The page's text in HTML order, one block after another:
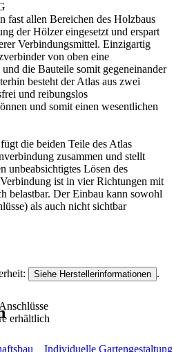
allen Bereichen des Holzbaus
der Hölzer eingesetzt und erspart
Verbindungsmittel. Einzigartig
von oben eine
die Bauteile somit gegeneinander
besteht der Atlas aus zwei
und reibungslos
und somit einen wesentlichen
die beiden Teile des Atlas
zusammen und stellt
unbeabsichtigtes Lösen des
Verbindung ist in vier Richtungen mit
belastbar. Der Einbau kann sowohl
als auch nicht sichtbar
erhältlich
Siehe Herstellerinformationen .
Individuelle Gartengestaltung